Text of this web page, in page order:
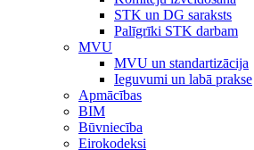
STK un DG saraksts
Palīgrīki STK darbam
MVU
MVU un standartizācija
Ieguvumi un labā prakse
Apmācības
BIM
Būvniecība
Eirokodeksi